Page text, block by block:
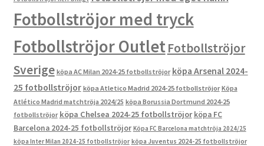
Fotbollströjor med tryck
Fotbollströjor OutletFotbollströjor
Sverige köpa AC Milan 2024-25 fotbollströjor köpa Arsenal 2024-
25 fotbollströjor köpa Atletico Madrid 2024-25 fotbollströjor Köpa
Atlético Madrid matchtröja 2024/25 köpa Borussia Dortmund 2024-25
fotbollströjor köpa Chelsea 2024-25 fotbollströjor köpa FC
Barcelona 2024-25 fotbollströjor Köpa FC Barcelona matchtröja 2024/25
köpa Inter Milan 2024-25 fotbollströjor köpa Juventus 2024-25 fotbollströjor